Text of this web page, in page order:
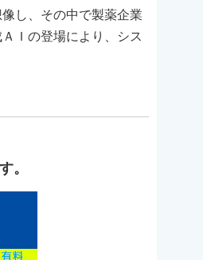
し、その中で製薬企業
Ｉの登場により、シス
。